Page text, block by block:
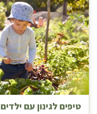
טיפים לגינון עם ילדים